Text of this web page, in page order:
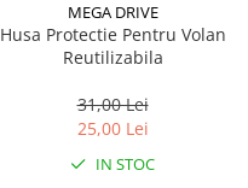
MEGA DRIVE
Husa Protectie Pentru Volan
Reutilizabila
31,00 Lei
25,00 Lei
IN STOC